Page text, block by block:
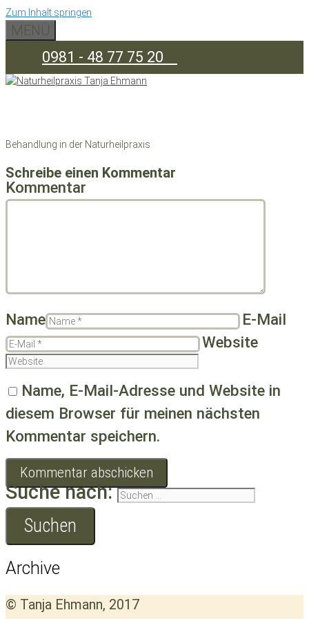
Zum Inhalt springen
MENÜ
0981 - 48 77 75 20
Behandlung in der Naturheilpraxis
Schreibe einen Kommentar
Kommentar
Name
E-Mail
Website
Name, E-Mail-Adresse und Website in
diesem Browser für meinen nächsten
Kommentar speichern.
Suche nach:
Archive
© Tanja Ehmann, 2017